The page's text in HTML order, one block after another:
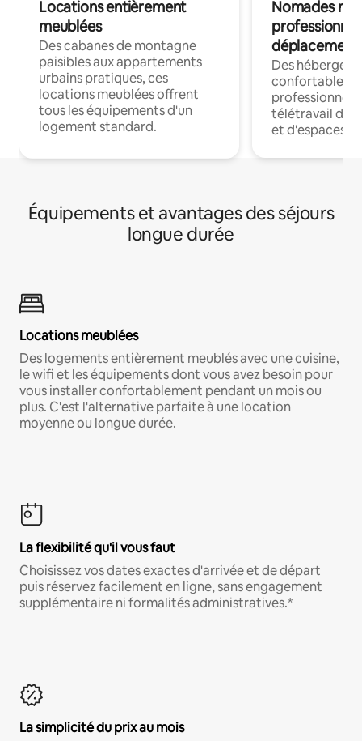
Locations entièrement
meublées
Des cabanes de montagne
paisibles aux appartements
urbains pratiques, ces
locations meublées offrent
tous les équipements d'un
logement standard.
Nomades
déplacement
Des
confortables
professionnels
télétravail
et d'espaces
Équipements et avantages des séjours
longue durée
Locations meublées
Des logements entièrement meublés avec une cuisine,
le wifi et les équipements dont vous avez besoin pour
vous installer confortablement pendant un mois ou
plus. C'est l'alternative parfaite à une location
moyenne ou longue durée.
La flexibilité qu'il vous faut
Choisissez vos dates exactes d'arrivée et de départ
puis réservez facilement en ligne, sans engagement
supplémentaire ni formalités administratives.*
La simplicité du prix au mois